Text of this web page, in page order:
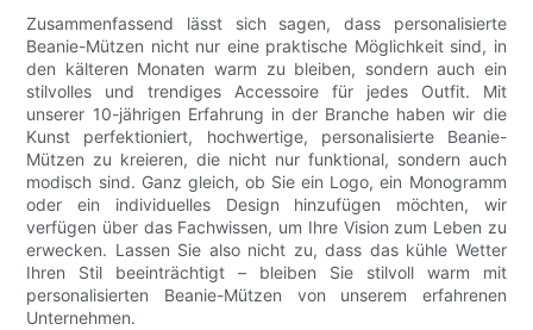
Zusammenfassend lässt sich sagen, dass personalisierte
Beanie-Mützen nicht nur eine praktische Möglichkeit sind, in
den kälteren Monaten warm zu bleiben, sondern auch ein
stilvolles und trendiges Accessoire für jedes Outfit. Mit
unserer 10-jährigen Erfahrung in der Branche haben wir die
Kunst perfektioniert, hochwertige, personalisierte Beanie-
Mützen zu kreieren, die nicht nur funktional, sondern auch
modisch sind. Ganz gleich, ob Sie ein Logo, ein Monogramm
oder ein individuelles Design hinzufügen möchten, wir
verfügen über das Fachwissen, um Ihre Vision zum Leben zu
erwecken. Lassen Sie also nicht zu, dass das kühle Wetter
Ihren Stil beeinträchtigt – bleiben Sie stilvoll warm mit
personalisierten Beanie-Mützen von unserem erfahrenen
Unternehmen.